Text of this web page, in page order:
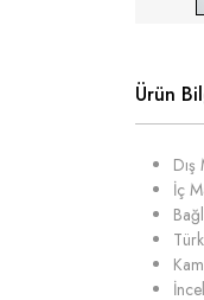
Ürün
Dış
İç